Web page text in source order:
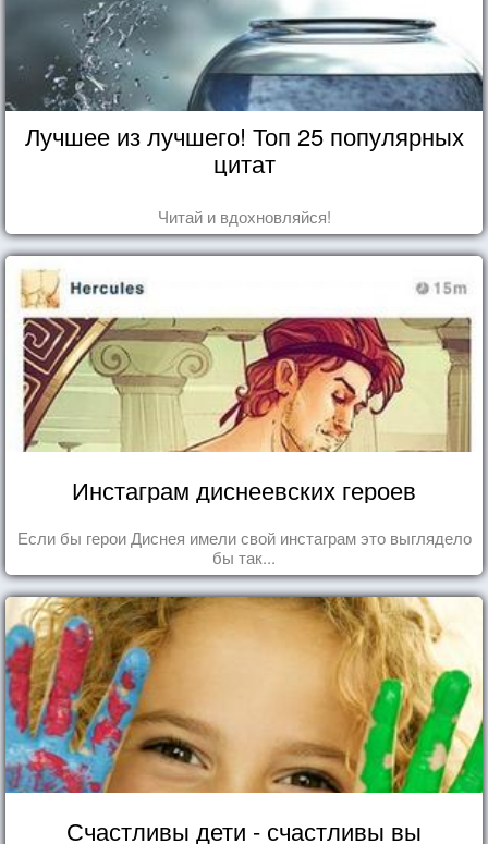
Лучшее из лучшего! Топ 25 популярных
цитат
Читай и вдохновляйся!
Инстаграм диснеевских героев
Если бы герои Диснея имели свой инстаграм это выглядело
бы так...
Счастливы дети - счастливы вы